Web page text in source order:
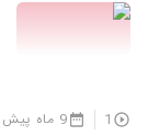
1 9 ماه پیش